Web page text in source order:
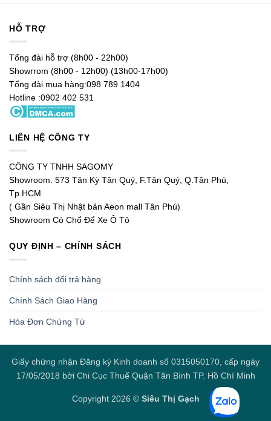
HỖ TRỢ
Tổng đài hỗ trợ (8h00 - 22h00)
Showrrom (8h00 - 12h00) (13h00-17h00)
Tổng đài mua hàng:098 789 1404
Hotline :0902 402 531
LIÊN HỆ CÔNG TY
CÔNG TY TNHH SAGOMY
Showroom: 573 Tân Kỳ Tân Quý, F.Tân Quý, Q.Tân Phú,
Tp.HCM
( Gần Siêu Thị Nhật bản Aeon mall Tân Phú)
Showroom Có Chổ Để Xe Ô Tô
QUY ĐỊNH – CHÍNH SÁCH
Chính sách đổi trả hàng
Chính Sách Giao Hàng
Hóa Đơn Chứng Từ
Giấy chứng nhận Đăng ký Kinh doanh số 0315050170, cấp ngày
17/05/2018 bởi Chi Cục Thuế Quận Tân Bình TP. Hồ Chí Minh
Copyright 2026 © Siêu Thị Gạch